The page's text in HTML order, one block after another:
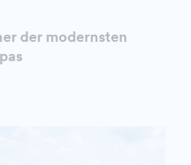
der modernsten